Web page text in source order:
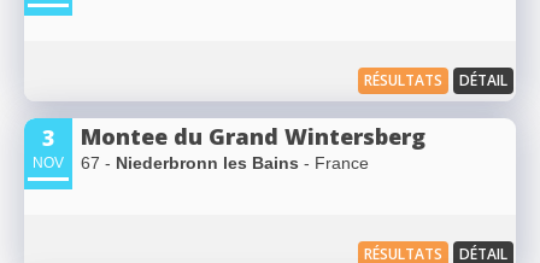
RÉSULTATS DÉTAIL
3
NOV
Montee du Grand Wintersberg
67 - Niederbronn les Bains - France
RÉSULTATS DÉTAIL